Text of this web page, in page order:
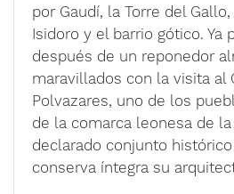
por Gaudí, la Torre del
Isidoro y el barrio gótico. Ya
después de un reponedor
maravillados con la visita al
Polvazares, uno de los
de la comarca leonesa de la
declarado conjunto
conserva íntegra su